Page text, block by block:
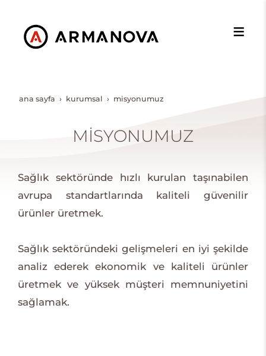
ana sayfa kurumsal mi̇syonumuz
MİSYONUMUZ
Sağlık sektöründe hızlı kurulan taşınabilen
avrupa standartlarında kaliteli güvenilir
ürünler üretmek.
Sağlık sektöründeki gelişmeleri en iyi şekilde
analiz ederek ekonomik ve kaliteli ürünler
üretmek ve yüksek müşteri memnuniyetini
sağlamak.